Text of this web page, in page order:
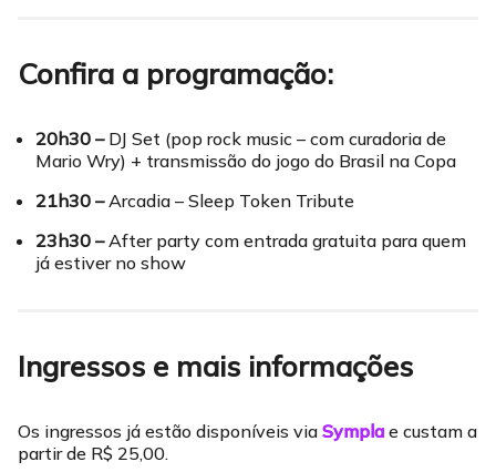
Confira a programação:
20h30 –DJ Set (pop rock music – com curadoria de
Mario Wry) + transmissão do jogo do Brasil na Copa
21h30 –Arcadia – Sleep Token Tribute
23h30 –After party com entrada gratuita para quem
já estiver no show
Ingressos e mais informações
Os ingressos já estão disponíveis via Sympla e custam a
partir de R$ 25,00.